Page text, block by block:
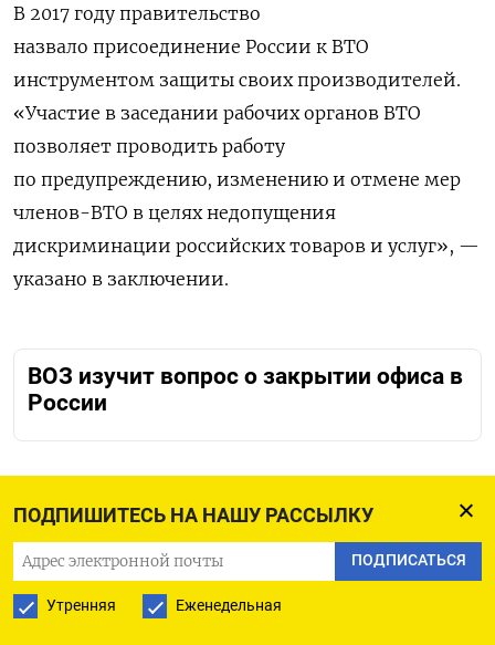
ПОДПИШИТЕСЬ НА НАШУ РАССЫЛКУ
ПОДПИСАТЬСЯ
Утренняя Еженедельная
В 2017 году правительство
назвало присоединение России к ВТО
инструментом защиты своих производителей.
«Участие в заседании рабочих органов ВТО
позволяет проводить работу
по предупреждению, изменению и отмене мер
членов-ВТО в целях недопущения
дискриминации российских товаров и услуг», —
указано в заключении.
ВОЗ изучит вопрос о закрытии офиса в
России
ПОДПИСАТЬСЯ В GOOGLE